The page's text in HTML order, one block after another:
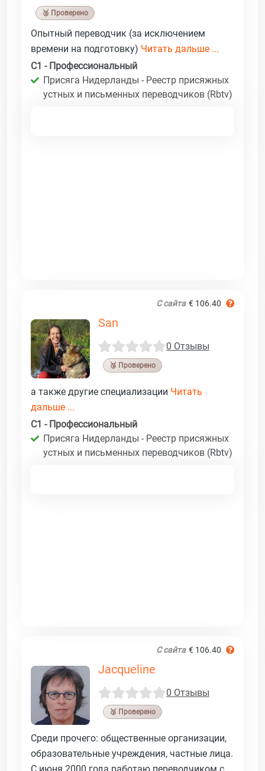
🥉 Проверено
Опытный переводчик (за исключением
времени на подготовку) Читать дальше ...
C1 - Профессиональный
Присяга Нидерланды - Реестр присяжных
устных и письменных переводчиков (Rbtv)
С сайта € 106.40
San
0 Отзывы
🥉 Проверено
а также другие специализации Читать
дальше ...
C1 - Профессиональный
Присяга Нидерланды - Реестр присяжных
устных и письменных переводчиков (Rbtv)
С сайта € 106.40
Jacqueline
0 Отзывы
🥉 Проверено
Среди прочего: общественные организации,
образовательные учреждения, частные лица.